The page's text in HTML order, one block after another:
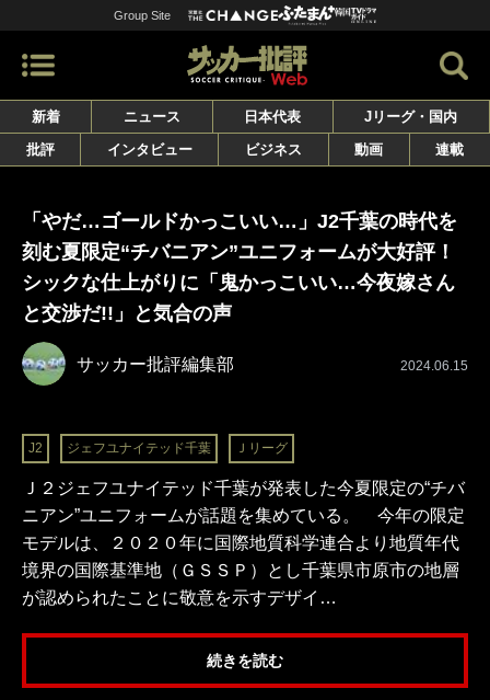
Group Site
新着 ニュース 日本代表
Jリーグ・国内
批評
インタビュー ビジネス 動画 連載
「やだ…ゴールドかっこいい…」J2千葉の時代を
刻む夏限定“チバニアン”ユニフォームが大好評！
シックな仕上がりに「鬼かっこいい…今夜嫁さん
と交渉だ!!」と気合の声
サッカー批評編集部 2024.06.15
J2 ジェフユナイテッド千葉 Ｊリーグ
Ｊ２ジェフユナイテッド千葉が発表した今夏限定の“チバ
ニアン”ユニフォームが話題を集めている。 今年の限定
モデルは、２０２０年に国際地質科学連合より地質年代
境界の国際基準地（ＧＳＳＰ）とし千葉県市原市の地層
が認められたことに敬意を示すデザイ…
続きを読む